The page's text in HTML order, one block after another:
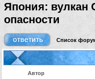
Япония: вулкан
опасности
Список
Автор